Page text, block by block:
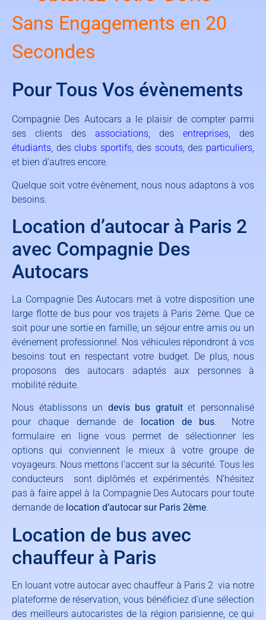
Sans Engagements en 20
Secondes
Pour Tous Vos évènements
Compagnie Des Autocars a le plaisir de compter parmi
ses clients des
associations, des entreprises, des
étudiants, desclubs sportifs, des scouts, des particuliers,
et bien d’autres encore.
Quelque soit votre évènement, nous nous adaptons à vos
besoins.
Location d’autocar à Paris 2
avec Compagnie Des
Autocars
La Compagnie Des Autocars met à votre disposition une
large flotte de bus pour vos trajets à Paris 2ème. Que ce
soit pour une sortie en famille, un séjour entre amis ou un
événement professionnel. Nos véhicules répondront à vos
besoins tout en respectant votre budget. De plus, nous
proposons des autocars adaptés aux personnes à
mobilité réduite.
Nous établissons un devis bus gratuitet personnalisé
pour chaque demande de
location de bus. Notre
formulaire en ligne vous permet de sélectionner les
options qui conviennent le mieux à votre groupe de
voyageurs. Nous mettons l’accent sur la sécurité. Tous les
conducteurs sont diplômés et expérimentés. N’hésitez
pas à faire appel à la Compagnie Des Autocars pour toute
demande de location d’autocar sur Paris 2ème.
Location de bus avec
chauffeur à Paris
En louant votre autocar avec chauffeur à Paris 2 via notre
plateforme de réservation, vous bénéficiez d’une sélection
des meilleurs autocaristes de la région parisienne, ce qui